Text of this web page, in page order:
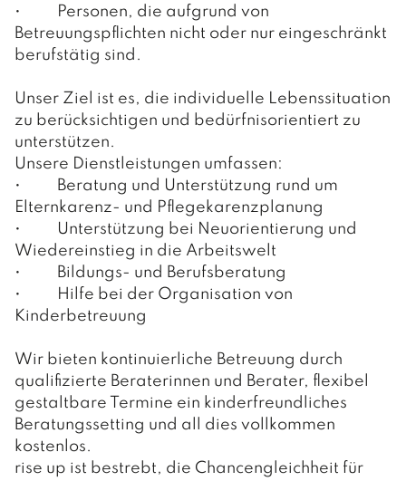
• Personen, die aufgrund von
Betreuungspflichten nicht oder nur eingeschränkt
berufstätig sind.
Unser Ziel ist es, die individuelle Lebenssituation
zu berücksichtigen und bedürfnisorientiert zu
unterstützen.
Unsere Dienstleistungen umfassen:
• Beratung und Unterstützung rund um
Elternkarenz- und Pflegekarenzplanung
• Unterstützung bei Neuorientierung und
Wiedereinstieg in die Arbeitswelt
• Bildungs- und Berufsberatung
• Hilfe bei der Organisation von
Kinderbetreuung
Wir bieten kontinuierliche Betreuung durch
qualifizierte Beraterinnen und Berater, flexibel
gestaltbare Termine ein kinderfreundliches
Beratungssetting und all dies vollkommen
kostenlos.
rise up ist bestrebt, die Chancengleichheit für